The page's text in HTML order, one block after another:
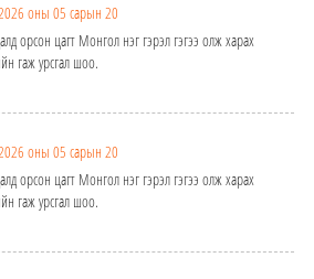
оны 05 сарын 20
орсон цагт Монгол нэг гэрэл гэгээ олж харах
гаж урсгал шоо.
оны 05 сарын 20
орсон цагт Монгол нэг гэрэл гэгээ олж харах
гаж урсгал шоо.